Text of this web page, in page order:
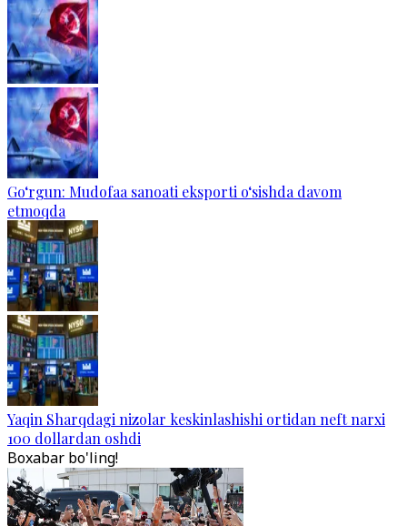
Go‘rgun: Mudofaa sanoati eksporti o‘sishda davom
etmoqda
Yaqin Sharqdagi nizolar keskinlashishi ortidan neft narxi
100 dollardan oshdi
Boxabar bo'ling!